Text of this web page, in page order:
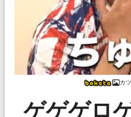
カ
ゲゲゲロ